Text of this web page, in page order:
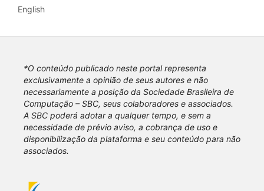
English
*O conteúdo publicado neste portal representa
exclusivamente a opinião de seus autores e não
necessariamente a posição da Sociedade Brasileira de
Computação – SBC, seus colaboradores e associados.
A SBC poderá adotar a qualquer tempo, e sem a
necessidade de prévio aviso, a cobrança de uso e
disponibilização da plataforma e seu conteúdo para não
associados.